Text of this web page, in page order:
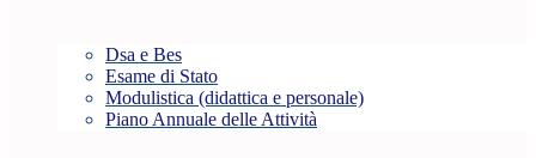
Dsa e Bes
Esame di Stato
Modulistica (didattica e personale)
Piano Annuale delle Attività